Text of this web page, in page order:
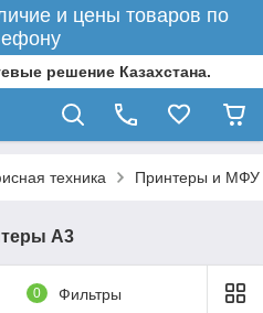
и цены товаров по
решение Казахстана.
техника Принтеры и МФУ
А3
0 Фильтры